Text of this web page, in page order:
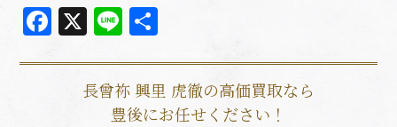
Facebook
X Line
長曾祢 興里 虎徹の高価買取なら
豊後にお任せください！